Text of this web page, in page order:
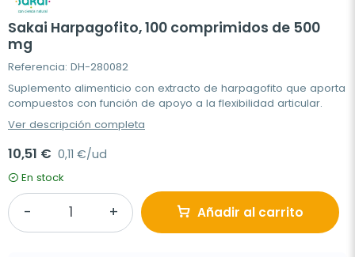
Sakai Harpagofito, 100 comprimidos de 500
mg
Referencia: DH-280082
Suplemento alimenticio con extracto de harpagofito que aporta
compuestos con función de apoyo a la flexibilidad articular.
Ver descripción completa
10,51 € 0,11 €/ud
En stock
Añadir al carrito